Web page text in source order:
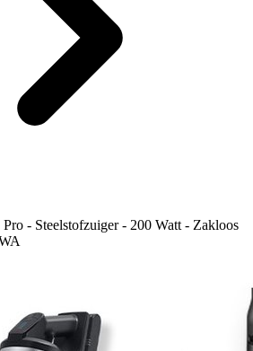
- Steelstofzuiger - 200 Watt - Zakloos